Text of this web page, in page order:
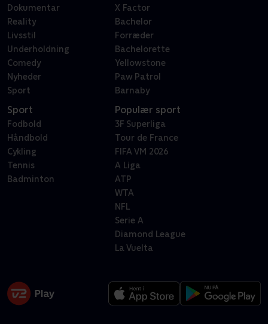
Dokumentar
Reality
Livsstil
Underholdning
Comedy
Nyheder
Sport
X Factor
Bachelor
Forræder
Bachelorette
Yellowstone
Paw Patrol
Barnaby
Sport
Fodbold
Håndbold
Cykling
Tennis
Badminton
Populær sport
3F Superliga
Tour de France
FIFA VM 2026
A Liga
ATP
WTA
NFL
Serie A
Diamond League
La Vuelta